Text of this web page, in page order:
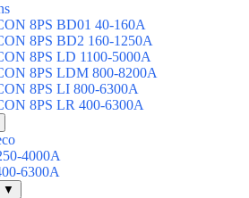
8PS BD01 40-160A
8PS BD2 160-1250A
8PS LD 1100-5000A
8PS LDM 800-8200A
8PS LI 800-6300A
8PS LR 400-6300A
4000А
6300А
▼